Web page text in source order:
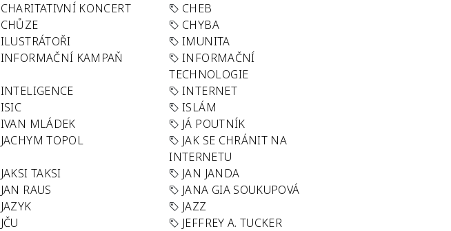
CHARITATIVNÍ KONCERT
CHEB
CHŮZE
CHYBA
ILUSTRÁTOŘI
IMUNITA
INFORMAČNÍ KAMPAŇ
INFORMAČNÍ
TECHNOLOGIE
INTELIGENCE
INTERNET
ISIC
ISLÁM
IVAN MLÁDEK
JÁ POUTNÍK
JACHYM TOPOL
JAK SE CHRÁNIT NA
INTERNETU
JAKSI TAKSI
JAN JANDA
JAN RAUS
JANA GIA SOUKUPOVÁ
JAZYK
JAZZ
JČU
JEFFREY A. TUCKER